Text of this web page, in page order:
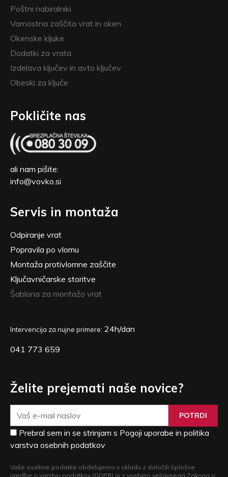
Poštni nabiralniki
Varnostna zaščita vrat in oken
Okenske kljuke
Dodatki za vrata
Izdelava ključev in avto ključev
Obeski za ključe
Pokličite nas
ali nam pišite:
info@vovko.si
Servis in montaža
Odpiranje vrat
Popravila po vlomu
Montaža protivlomne zaščite
Ključavničarske storitve
Šablona za montažo vrat
Intervencija za nujne primere: 24h/dan
041 773 659
Želite prejemati naše novice?
POTRDI
Prebral sem in se strinjam s Pogoji uporabe in politika
varstva osebnih podatkov
Vaše osebne podatke obdelujemo v skladu z določili Splošne
uredbe o varstvu podatkov (GDPR) in z vsebino veljavnega Zakona o